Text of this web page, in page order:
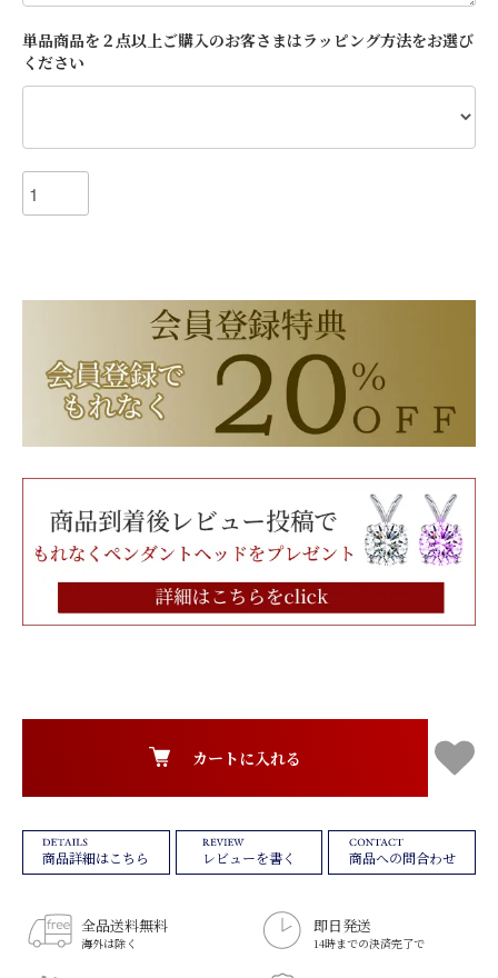
単品商品を２点以上ご購入のお客さまはラッピング方法をお選び
ください
カートに入れる
商品詳細はこちら レビューを書く 商品への問合わせ
全品送料無料
海外は除く
即日発送
14時までの決済完了で